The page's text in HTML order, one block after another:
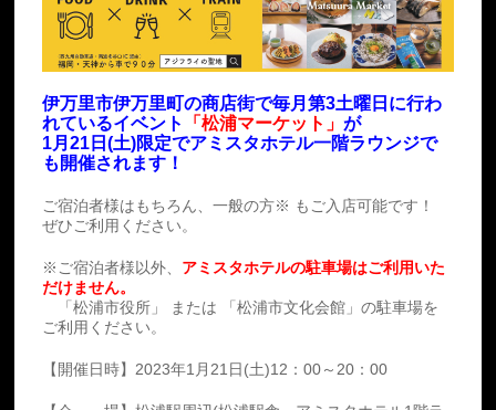
伊万里市伊万里町の商店街で毎月第3土曜日に行わ
れているイベント
「松浦マーケット」が
1月21日(土)限定でアミスタホテル一階ラウンジで
も開催されます！
ご宿泊者様はもちろん、一般の方※ もご入店可能です！
ぜひご利用ください。
※ご宿泊者様以外、 アミスタホテルの駐車場はご利用いた
だけません。
「松浦市役所」 または 「松浦市文化会館」の駐車場を
ご利用ください。
【開催日時】2023年1月21日(土)12：00～20：00